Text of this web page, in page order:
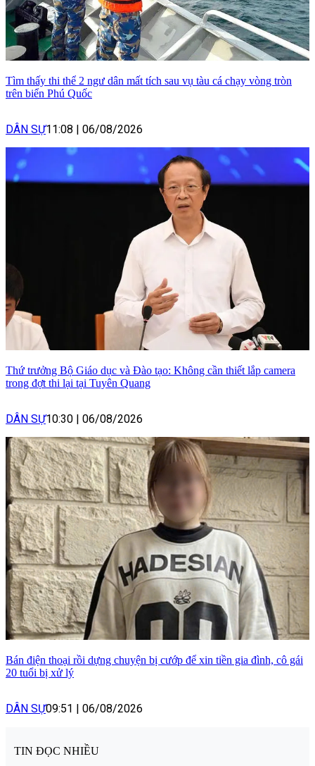
Tìm thấy thi thể 2 ngư dân mất tích sau vụ tàu cá chạy vòng tròn
trên biển Phú Quốc
DÂN SỰ11:08 | 06/08/2026
Thứ trưởng Bộ Giáo dục và Đào tạo: Không cần thiết lắp camera
trong đợt thi lại tại Tuyên Quang
DÂN SỰ10:30 | 06/08/2026
Bán điện thoại rồi dựng chuyện bị cướp để xin tiền gia đình, cô gái
20 tuổi bị xử lý
DÂN SỰ09:51 | 06/08/2026
TIN ĐỌC NHIỀU